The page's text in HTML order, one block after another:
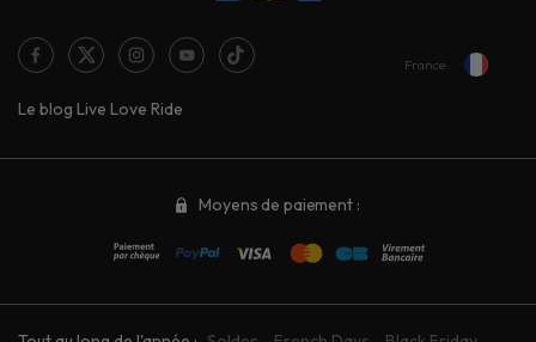
Le blog Live Love Ride
France
Moyens de paiement :